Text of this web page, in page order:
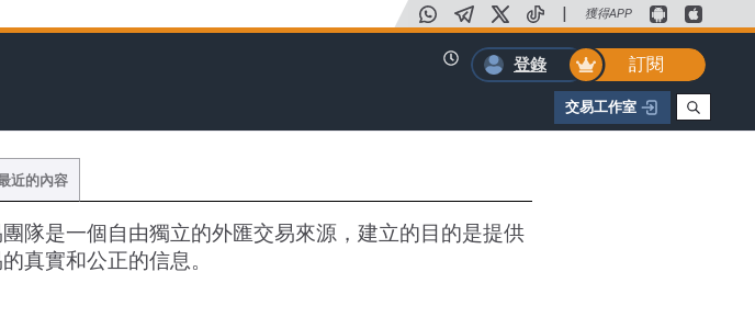
| 獲得APP
登錄
訂閱
交易工作室
近的內容
隊是一個自由獨立的外匯交易來源，建立的目的是提供
真實和公正的信息。